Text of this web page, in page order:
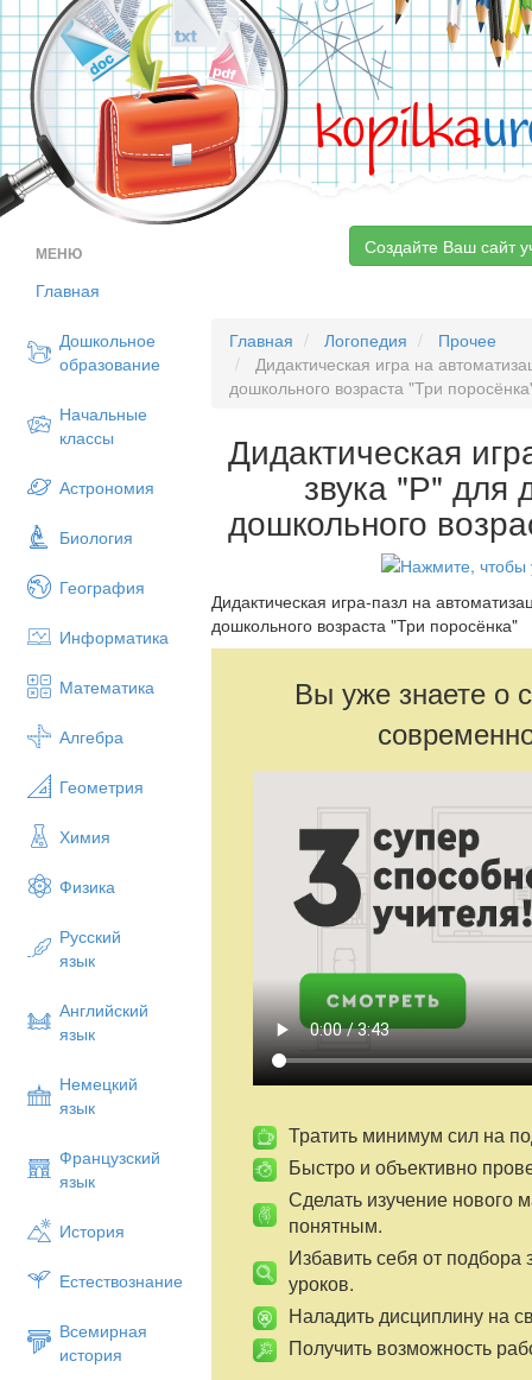
kopilka
МЕНЮ
Главная
Дошкольное
образование
Начальные
классы
Астрономия
Биология
География
Информатика
Математика
Алгебра
Геометрия
Химия
Физика
Русский
язык
Английский
язык
Немецкий
язык
Французский
язык
История
Естествознание
Всемирная
история
Создайте Ваш сайт
Главная Логопедия
Прочее
Дидактическая игра на
дошкольного возраста "Три
Дидактическая
звука "Р" для
дошкольного
Дидактическая игра-пазл на
дошкольного возраста "Три поросёнка"
Вы уже знаете о
Тратить минимум сил на
Быстро и объективно
Сделать изучение нового
понятным.
Избавить себя от подбора
уроков.
Наладить дисциплину на
Получить возможность